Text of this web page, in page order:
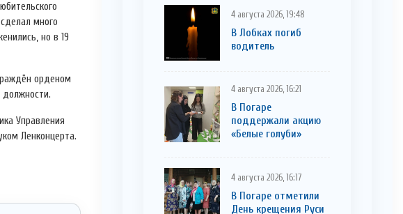
много
но в 19
орденом
Управления
Ленконцерта.
4 августа 2026, 19:48
В Лобках погиб
водитель
4 августа 2026, 16:21
В Погаре
поддержали акцию
«Белые голуби»
4 августа 2026, 16:17
В Погаре отметили
День крещения Руси